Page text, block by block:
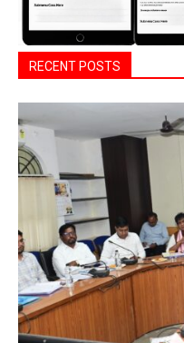
RECENT POSTS